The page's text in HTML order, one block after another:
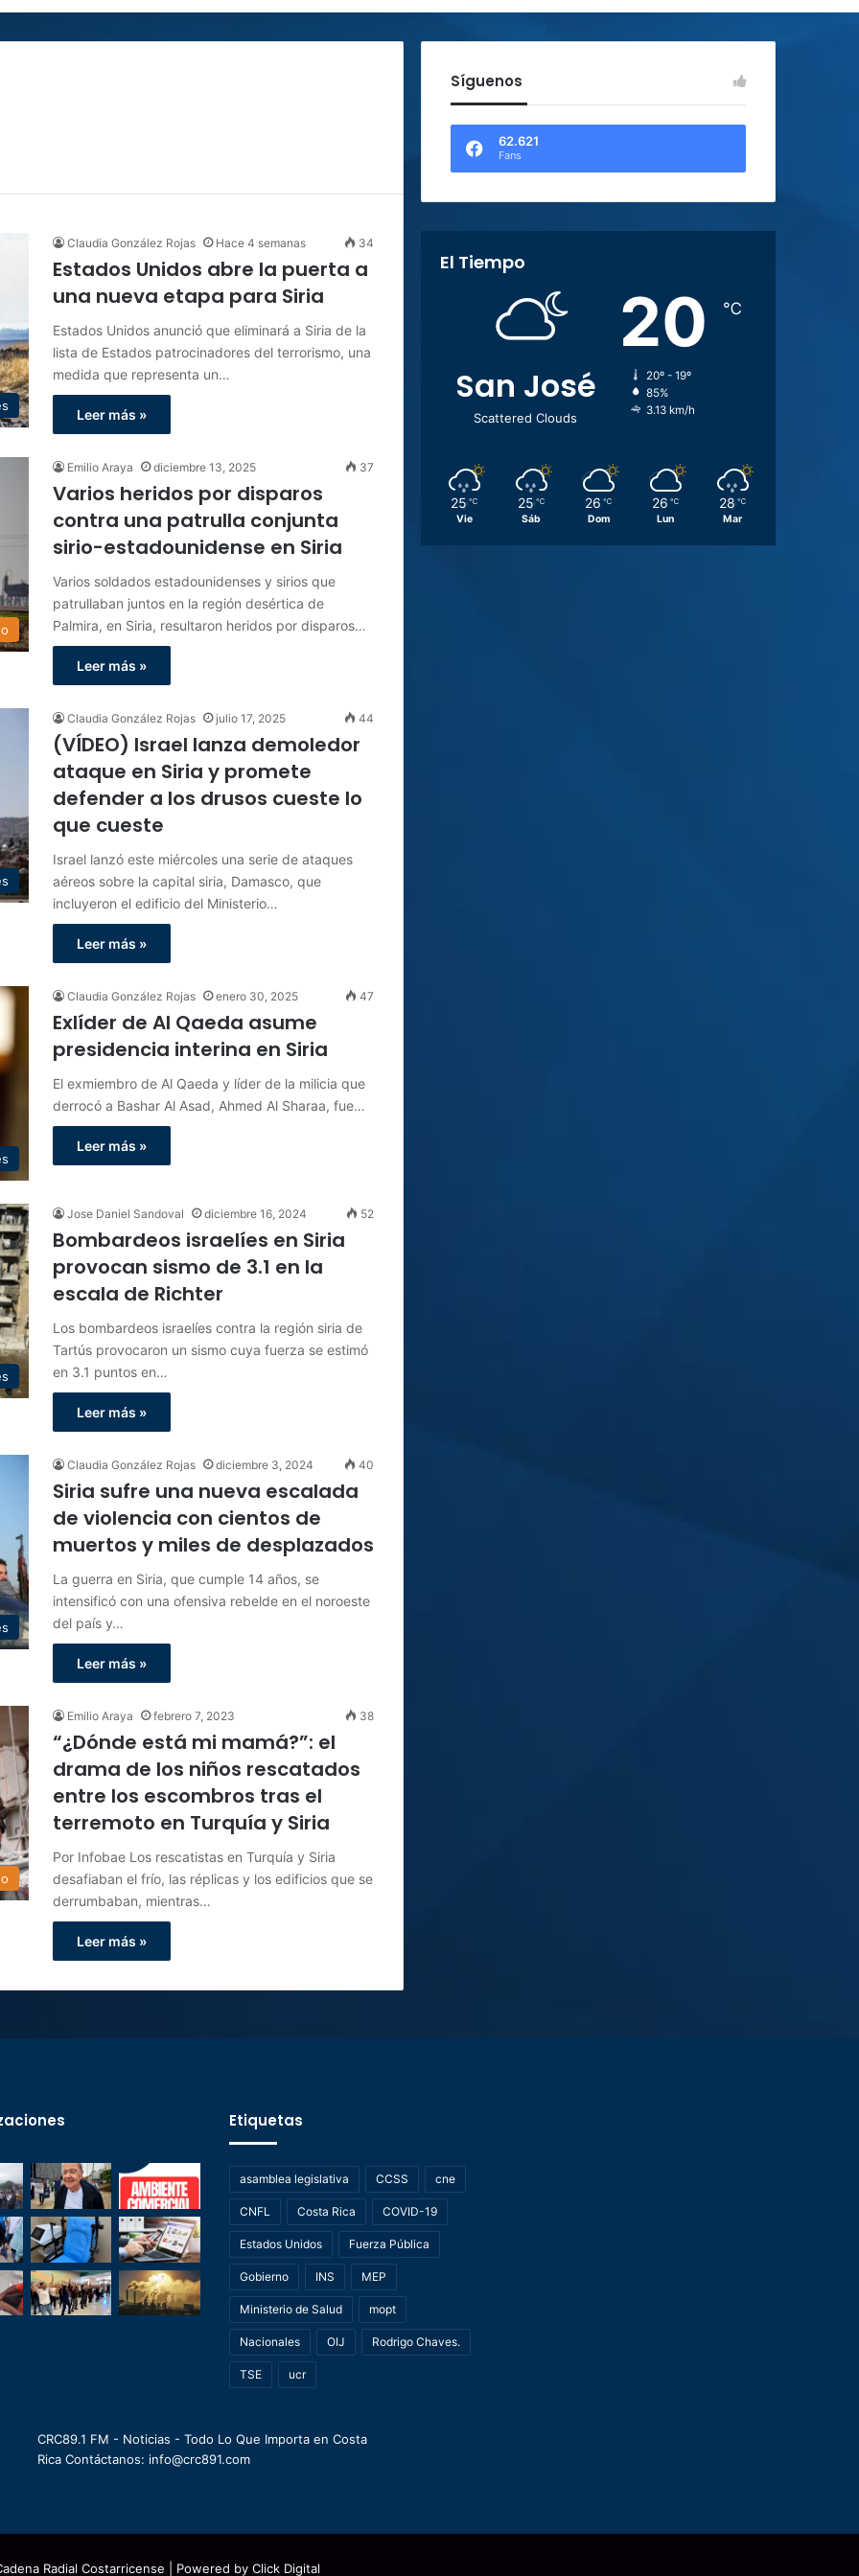
Claudia González Rojas Hace 4 semanas 34
Estados Unidos abre la puerta a
una nueva etapa para Siria
Estados Unidos anunció que eliminará a Siria de la
lista de Estados patrocinadores del terrorismo, una
medida que representa un…
Leer más »
Emilio Araya diciembre 13, 2025 37
Varios heridos por disparos
contra una patrulla conjunta
sirio-estadounidense en Siria
Varios soldados estadounidenses y sirios que
patrullaban juntos en la región desértica de
Palmira, en Siria, resultaron heridos por disparos…
Leer más »
Claudia González Rojas julio 17, 2025 44
(VÍDEO) Israel lanza demoledor
ataque en Siria y promete
defender a los drusos cueste lo
que cueste
Israel lanzó este miércoles una serie de ataques
aéreos sobre la capital siria, Damasco, que
incluyeron el edificio del Ministerio…
Leer más »
Claudia González Rojas enero 30, 2025 47
Exlíder de Al Qaeda asume
presidencia interina en Siria
El exmiembro de Al Qaeda y líder de la milicia que
derrocó a Bashar Al Asad, Ahmed Al Sharaa, fue…
Leer más »
Jose Daniel Sandoval diciembre 16, 2024 52
Bombardeos israelíes en Siria
provocan sismo de 3.1 en la
escala de Richter
Los bombardeos israelíes contra la región siria de
Tartús provocaron un sismo cuya fuerza se estimó
en 3.1 puntos en…
Leer más »
Claudia González Rojas diciembre 3, 2024 40
Siria sufre una nueva escalada
de violencia con cientos de
muertos y miles de desplazados
La guerra en Siria, que cumple 14 años, se
intensificó con una ofensiva rebelde en el noroeste
del país y…
Leer más »
Emilio Araya febrero 7, 2023 38
“¿Dónde está mi mamá?”: el
drama de los niños rescatados
entre los escombros tras el
terremoto en Turquía y Siria
Por Infobae Los rescatistas en Turquía y Siria
desafiaban el frío, las réplicas y los edificios que se
derrumbaban, mientras…
Leer más »
Síguenos
62.621
Fans
El Tiempo
San José
Scattered Clouds
20 ℃
20º - 19º
85%
3.13 km/h
25 ℃
Vie
25 ℃
Sáb
26 ℃
Dom
26 ℃
Lun
28 ℃
Mar
Etiquetas
asamblea legislativa CCSS cne
CNFL Costa Rica COVID-19
Estados Unidos Fuerza Pública
Gobierno INS MEP
Ministerio de Salud mopt
Nacionales OIJ Rodrigo Chaves.
TSE ucr
CRC89.1 FM - Noticias - Todo Lo Que Importa en Costa
Rica Contáctanos: info@crc891.com
Radial Costarricense | Powered by Click Digital